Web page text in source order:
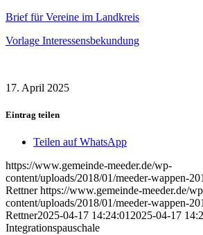
Brief für Vereine im Landkreis
Vorlage Interessensbekundung
17. April 2025
Eintrag teilen
Teilen auf WhatsApp
https://www.gemeinde-meeder.de/wp-
content/uploads/2018/01/meeder-wappen-
Rettner https://www.gemeinde-meeder.de/
content/uploads/2018/01/meeder-wappen-
Rettner2025-04-17 14:24:01 2025-04-17
Integrationspauschale